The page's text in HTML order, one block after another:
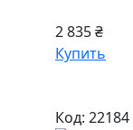
2 835 ₴
Купить
Код: 22184